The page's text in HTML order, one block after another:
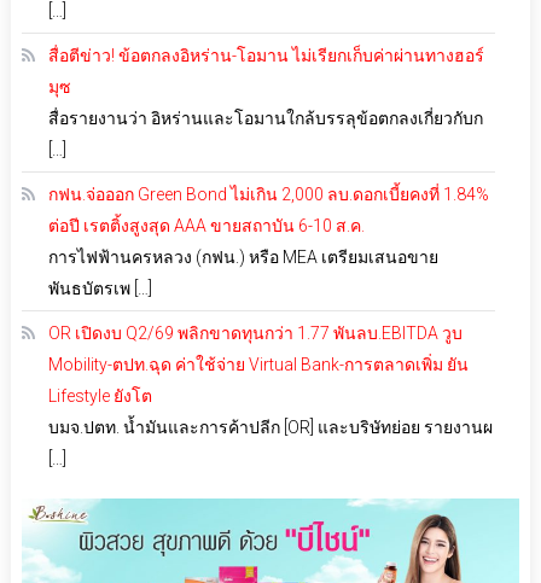
สื่อตีข่าว! ข้อตกลงอิหร่าน-โอมาน ไม่เรียกเก็บค่าผ่านทางฮอร์
มุซ
สื่อรายงานว่า อิหร่านและโอมานใกล้บรรลุข้อตกลงเกี่ยวกับก
กฟน.จ่อออก Green Bond ไม่เกิน 2,000 ลบ.ดอกเบี้ยคงที่ 1.84%
ต่อปี เรตติ้งสูงสุด AAA ขายสถาบัน 6-10 ส.ค.
การไฟฟ้านครหลวง (กฟน.) หรือ MEA เตรียมเสนอขาย
พันธบัตรเพ […]
OR เปิดงบ Q2/69 พลิกขาดทุนกว่า 1.77 พันลบ.EBITDA วูบ
Mobility-ตปท.ฉุด ค่าใช้จ่าย Virtual Bank-การตลาดเพิ่ม ยัน
Lifestyle ยังโต
บมจ.ปตท. น้ำมันและการค้าปลีก [OR] และบริษัทย่อย รายงานผ